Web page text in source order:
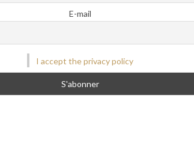
E-mail
I accept the privacy policy